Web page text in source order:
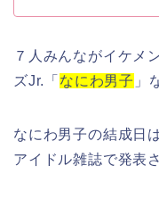
７人みんながイケメ
ズJr.「 なにわ男子 」
なにわ男子の結成日
アイドル雑誌で発表